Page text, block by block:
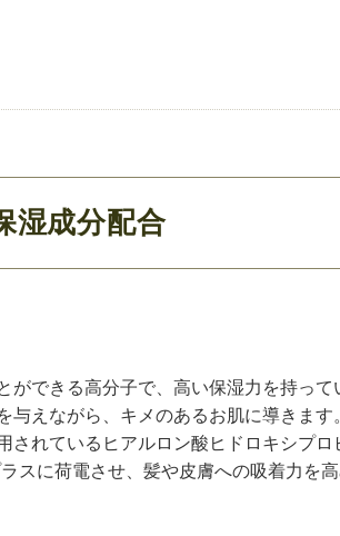
湿成分配合
ができる高分子で、高い保湿力を持って
与えながら、キメのあるお肌に導きます
されているヒアルロン酸ヒドロキシプロ
スに荷電させ、髪や皮膚への吸着力を高